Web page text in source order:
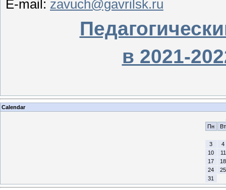
E-mail: zavuch@gavrilsk.ru
в 2021-
Calendar
Пн
Вт
3
4
10
11
17
18
24
25
31